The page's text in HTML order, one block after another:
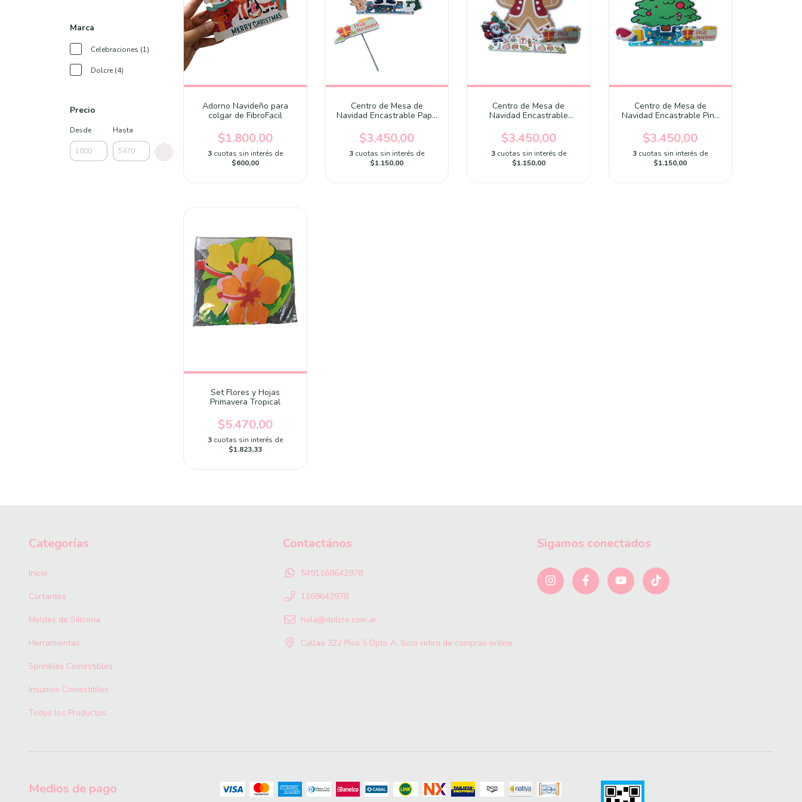
Marca
Celebraciones (1)
Dolcre (4)
Precio
Desde Hasta
Adorno Navideño para
colgar de FibroFacil
$1.800,00
3 cuotas sin interés de
$600,00
Centro de Mesa de
Navidad Encastrable Papa
$3.450,00
3 cuotas sin interés de
$1.150,00
Centro de Mesa de
Navidad Encastrable
$3.450,00
3 cuotas sin interés de
$1.150,00
Centro de Mesa de
Navidad Encastrable Pino
$3.450,00
3 cuotas sin interés de
$1.150,00
Set Flores y Hojas
Primavera Tropical
$5.470,00
3 cuotas sin interés de
$1.823,33
Categorías
Inicio
Cortantes
Moldes de Silicona
Herramientas
Sprinkles Comestibles
Insumos Comestibles
Todos los Productos
Contactános
5491168642978
1168642978
hola@dolcre.com.ar
Callao 322 Piso 5 Dpto A. Solo retiro de compras online.
Sigamos conectados
Medios de pago